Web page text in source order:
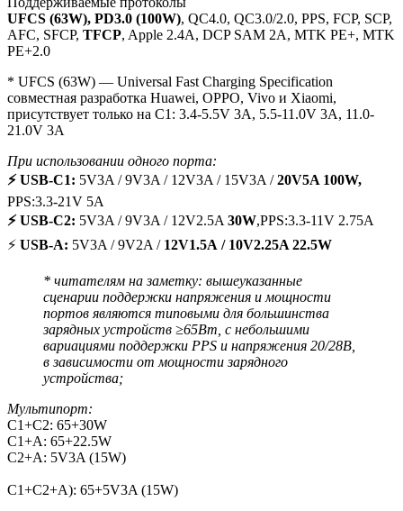
UFCS (63W), PD3.0 (100W), QC4.0, QC3.0/2.0, PPS, FCP, SCP,
AFC, SFCP, TFCP, Apple 2.4А, DCP SAM 2A, MTK PE+, MTK
PE+2.0
* UFCS (63W) — Universal Fast Charging Specification
совместная разработка Huawei, OPPO, Vivo и Xiaomi,
присутствует только на С1: 3.4-5.5V 3A, 5.5-11.0V 3A, 11.0-
21.0V 3A
При использовании одного порта:
⚡ USB-C1: 5V3A / 9V3A / 12V3A / 15V3A /20V5A 100W,
PPS:3.3-21V 5A
⚡ USB-C2: 5V3A / 9V3A / 12V2.5A 30W,PPS:3.3-11V 2.75A
⚡ USB-A: 5V3A / 9V2A / 12V1.5A / 10V2.25A 22.5W
* читателям на заметку: вышеуказанные
сценарии поддержки напряжения и мощности
портов являются типовыми для большинства
зарядных устройств ≥65Вт, с небольшими
вариациями поддержки PPS и напряжения 20/28В,
в зависимости от мощности зарядного
устройства;
Мультипорт:
C1+C2: 65+30W
С1+А: 65+22.5W
С2+А: 5V3A (15W)
C1+C2+А): 65+5V3A (15W)